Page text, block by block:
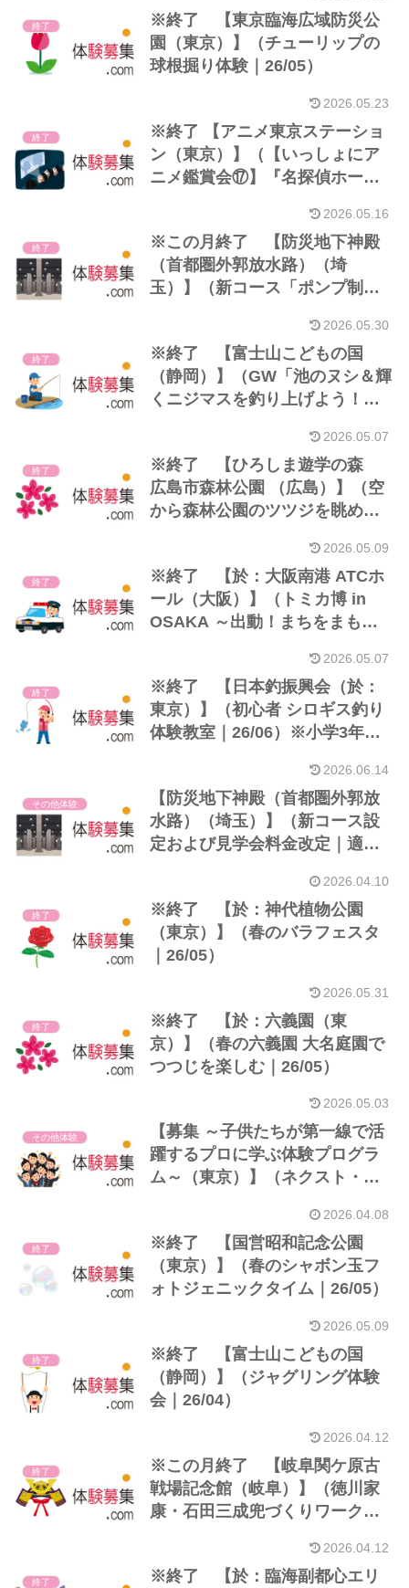
終了
※終了 【東京臨海広域防災公
園（東京）】（チューリップの
球根掘り体験｜26/05）
2026.05.23
終了
※終了 【アニメ東京ステーショ
ン（東京）】（【いっしょにア
ニメ鑑賞会⑰】『名探偵ホーム
2026.05.16
終了
※この月終了 【防災地下神殿
（首都圏外郭放水路）（埼
玉）】（新コース「ポンプ制覇
2026.05.30
終了
※終了 【富士山こどもの国
（静岡）】（GW「池のヌシ＆輝
くニジマスを釣り上げよう！」
2026.05.07
終了
※終了 【ひろしま遊学の森
広島市森林公園 （広島）】（空
から森林公園のツツジを眺めて
2026.05.09
終了
※終了 【於：大阪南港 ATCホ
ール（大阪）】（トミカ博 in
OSAKA ～出動！まちをまもる
2026.05.07
終了
※終了 【日本釣振興会（於：
東京）】（初心者 シロギス釣り
体験教室｜26/06）※小学3年生
2026.06.14
その他体験
【防災地下神殿（首都圏外郭放
水路）（埼玉）】（新コース設
定および見学会料金改定｜適用
2026.04.10
終了
※終了 【於：神代植物公園
（東京）】（春のバラフェスタ
｜26/05）
2026.05.31
終了
※終了 【於：六義園（東
京）】（春の六義園 大名庭園で
つつじを楽しむ｜26/05）
2026.05.03
その他体験
【募集 ～子供たちが第一線で活
躍するプロに学ぶ体験プログラ
ム～（東京）】（ネクスト・ク
｜開催5～7月,7～10月）※年
齢・地域制限あり
2026.04.08
終了
※終了 【国営昭和記念公園
（東京）】（春のシャボン玉フ
ォトジェニックタイム｜26/05）
2026.05.09
終了
※終了 【富士山こどもの国
（静岡）】（ジャグリング体験
会｜26/04）
2026.04.12
終了
※この月終了 【岐阜関ケ原古
戦場記念館（岐阜）】（徳川家
康・石田三成兜づくりワークシ
2026.04.12
終了 ※終了 【於：臨海副都心エリ